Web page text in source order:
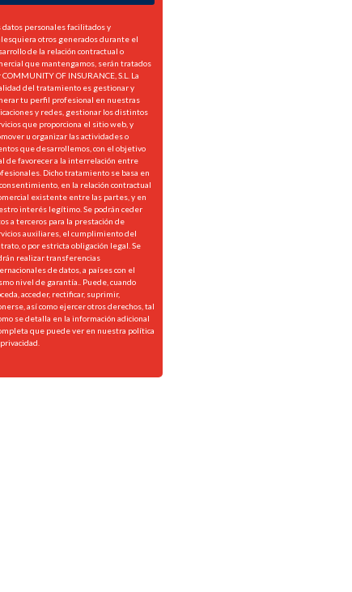
datos personales facilitados y
otros generados durante el
de la relación contractual o
que mantengamos, serán tratados
COMMUNITY OF INSURANCE, S.L. La
del tratamiento es gestionar y
tu perfil profesional en nuestras
y redes, gestionar los distintos
que proporciona el sitio web, y
u organizar las actividades o
que desarrollemos, con el objetivo
de favorecer a la interrelación entre
Dicho tratamiento se basa en
en la relación contractual
existente entre las partes, y en
interés legítimo. Se podrán ceder
a terceros para la prestación de
auxiliares, el cumplimiento del
o por estricta obligación legal. Se
realizar transferencias
de datos, a países con el
nivel de garantía.. Puede, cuando
acceder, rectificar, suprimir,
así como ejercer otros derechos, tal
se detalla en la información adicional
que puede ver en nuestra política